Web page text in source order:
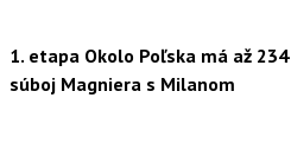
1. etapa Okolo Poľska má až
súboj Magniera s Milanom